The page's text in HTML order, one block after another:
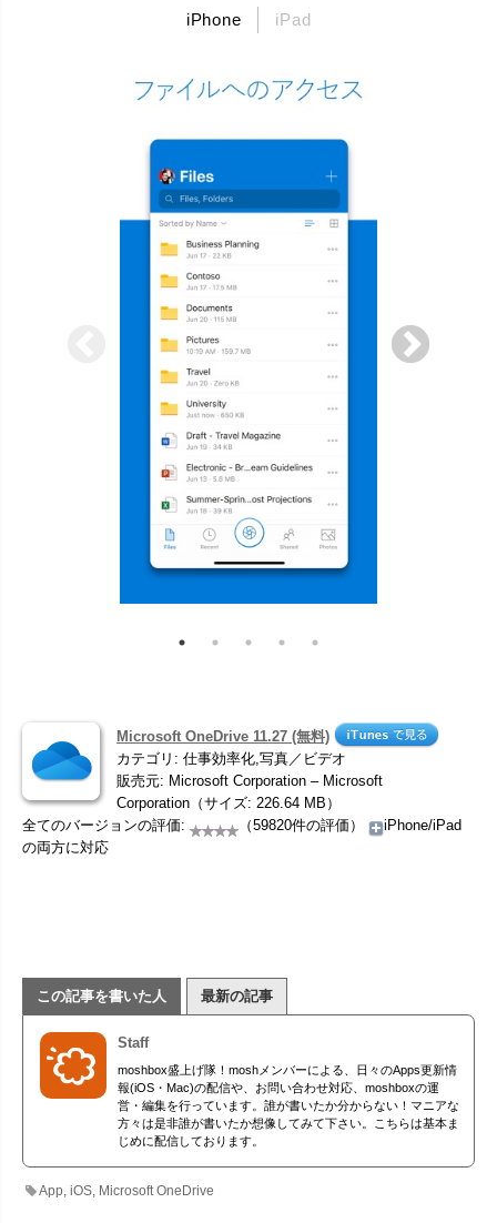
iPhone iPad
Microsoft OneDrive 11.27 (無料)
カテゴリ: 仕事効率化,写真／ビデオ
販売元: Microsoft Corporation – Microsoft
Corporation（サイズ: 226.64 MB）
全てのバージョンの評価:
（59820件の評価）
iPhone/iPad
の両方に対応
この記事を書いた人 最新の記事
Staff
moshbox盛上げ隊！moshメンバーによる、日々のApps更新情
報(iOS・Mac)の配信や、お問い合わせ対応、moshboxの運
営・編集を行っています。誰が書いたか分からない！マニアな
方々は是非誰が書いたか想像してみて下さい。こちらは基本ま
じめに配信しております。
App ,iOS Microsoft OneDrive